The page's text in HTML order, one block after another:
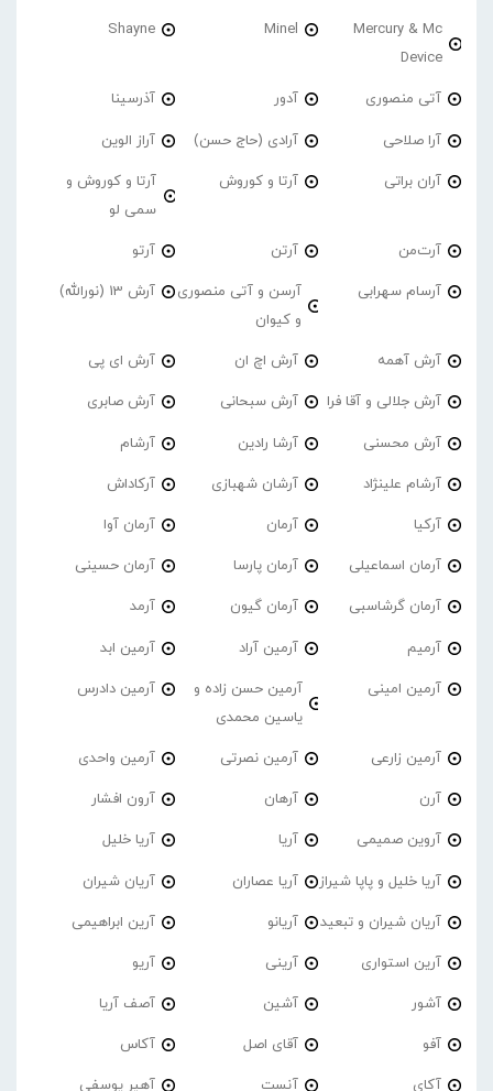
Mercury & Mc
Device
Minel
Shayne
آتی منصوری آدور آذرسینا
آرا صلاحی آرادی (حاج حسن) آراز الوین
آران براتی آرتا و کوروش
آرتا و کوروش و
سمی لو
آرت‌من آرتن آرتو
آرسام سهرابی
آرسن و آتی منصوری
و کیوان
آرش 13 (نورالله)
آرش آهمه آرش اچ ان آرش ای پی
آرش جلالی و آقا فرا آرش سبحانی آرش صابری
آرش محسنی آرشا رادین آرشام
آرشام علینژاد آرشان شهبازی آرکاداش
آرکیا آرمان آرمان آوا
آرمان اسماعیلی آرمان پارسا آرمان حسینی
آرمان گرشاسبی آرمان گیون آرمد
آرمیم آرمین آراد آرمین ابد
آرمین امینی
آرمین حسن زاده و
یاسین محمدی
آرمین دادرس
آرمین زارعی آرمین نصرتی آرمین واحدی
آرن آرهان آرون افشار
آروین صمیمی آریا آریا خلیل
آریا خلیل و پاپا شیراز آریا عصاران آریان شیران
آریان شیران و تبعید آریانو آرین ابراهیمی
آرین استواری آرینی آریو
آشور آشین آصف آریا
آفو آقای اصل آکاس
آکای آنست آهیر یوسفی